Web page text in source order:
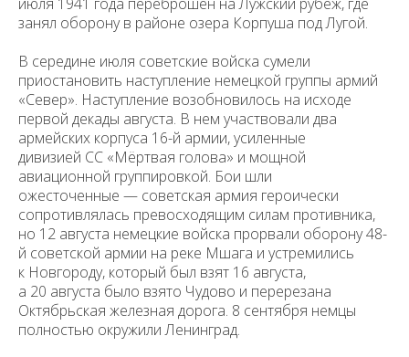
занял оборону в районе озера Корпуша под Лугой.
В середине июля советские войска сумели
приостановить наступление немецкой группы армий
«Север». Наступление возобновилось на исходе
первой декады августа. В нем участвовали два
армейских корпуса 16-й армии, усиленные
дивизией СС «Мёртвая голова» и мощной
авиационной группировкой. Бои шли
ожесточенные — советская армия героически
сопротивлялась превосходящим силам противника,
но 12 августа немецкие войска прорвали оборону 48-
й советской армии на реке Мшага и устремились
к Новгороду, который был взят 16 августа,
а 20 августа было взято Чудово и перерезана
Октябрьская железная дорога. 8 сентября немцы
полностью окружили Ленинград.